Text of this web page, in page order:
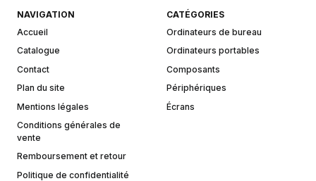
NAVIGATION
Accueil
Catalogue
Contact
Plan du site
Mentions légales
Conditions générales de
vente
Remboursement et retour
Politique de confidentialité
CATÉGORIES
Ordinateurs de bureau
Ordinateurs portables
Composants
Périphériques
Écrans